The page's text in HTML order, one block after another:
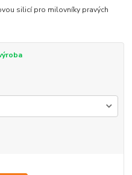
silicí pro milovníky pravých